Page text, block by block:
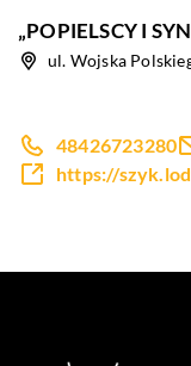
„POPIELSCY I
ul. Wojska
48426723280
https://